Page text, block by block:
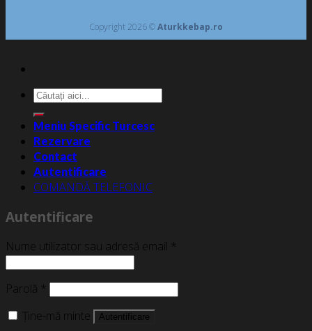
Copyright 2026 ©Aturkkebap.ro
Caută
după:
Meniu Specific Turcesc
Rezervare
Contact
Autentificare
COMANDĂ TELEFONIC
Autentificare
Nume utilizator sau adresă email *
Parolă *
Ține-mă minte
Autentificare